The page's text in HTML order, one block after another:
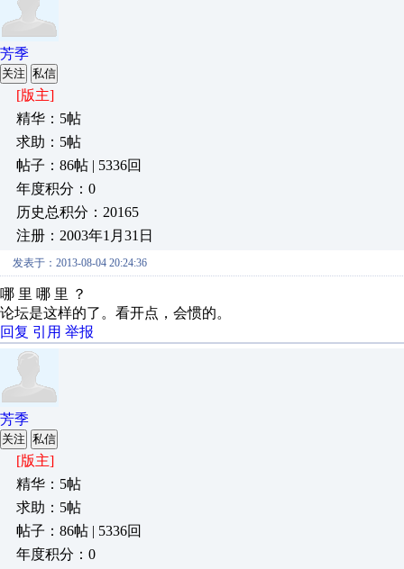
芳季
关注 私信
[版主]
精华：5帖
求助：5帖
帖子：86帖 | 5336回
年度积分：0
历史总积分：20165
注册：2003年1月31日
发表于：2013-08-04 20:24:36
哪 里 哪 里 ？
论坛是这样的了。看开点，会惯的。
回复 引用 举报
芳季
关注 私信
[版主]
精华：5帖
求助：5帖
帖子：86帖 | 5336回
年度积分：0